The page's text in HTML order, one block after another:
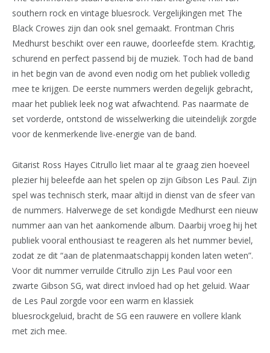
southern rock en vintage bluesrock. Vergelijkingen met The
Black Crowes zijn dan ook snel gemaakt. Frontman Chris
Medhurst beschikt over een rauwe, doorleefde stem. Krachtig,
schurend en perfect passend bij de muziek. Toch had de band
in het begin van de avond even nodig om het publiek volledig
mee te krijgen. De eerste nummers werden degelijk gebracht,
maar het publiek leek nog wat afwachtend. Pas naarmate de
set vorderde, ontstond de wisselwerking die uiteindelijk zorgde
voor de kenmerkende live-energie van de band.
Gitarist Ross Hayes Citrullo liet maar al te graag zien hoeveel
plezier hij beleefde aan het spelen op zijn Gibson Les Paul. Zijn
spel was technisch sterk, maar altijd in dienst van de sfeer van
de nummers. Halverwege de set kondigde Medhurst een nieuw
nummer aan van het aankomende album. Daarbij vroeg hij het
publiek vooral enthousiast te reageren als het nummer beviel,
zodat ze dit “aan de platenmaatschappij konden laten weten”.
Voor dit nummer verruilde Citrullo zijn Les Paul voor een
zwarte Gibson SG, wat direct invloed had op het geluid. Waar
de Les Paul zorgde voor een warm en klassiek
bluesrockgeluid, bracht de SG een rauwere en vollere klank
met zich mee.